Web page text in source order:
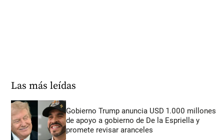
Las más leídas
Gobierno Trump anuncia USD 1.000 millones
de apoyo a gobierno de De la Espriella y
promete revisar aranceles